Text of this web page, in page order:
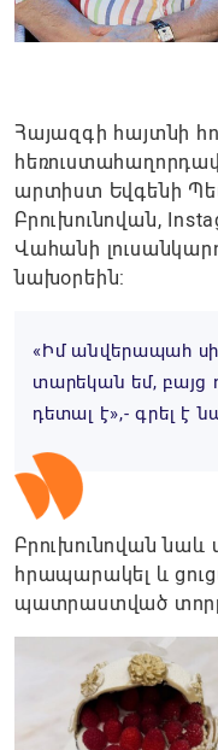
Հայազգի հայտնի
արտիստ Եվգենի
Բրուխունովան,
Վահանի
նախօրեին:
«Իմ անվերապահ
տարեկան եմ, բայց
դետալ է»,- գրել է
Բրուխունովան նաև
հրապարակել և
պատրաստված